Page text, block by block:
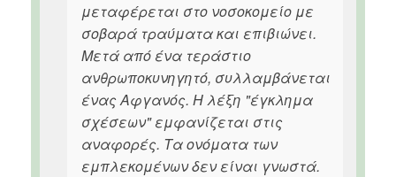
μεταφέρεται στο νοσοκομείο με
σοβαρά τραύματα και επιβιώνει.
Μετά από ένα τεράστιο
ανθρωποκυνηγητό, συλλαμβάνεται
ένας Αφγανός. Η λέξη "έγκλημα
σχέσεων" εμφανίζεται στις
αναφορές. Τα ονόματα των
εμπλεκομένων δεν είναι γνωστά.